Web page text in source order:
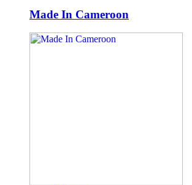
Made In Cameroon